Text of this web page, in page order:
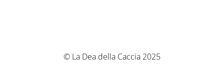
© La Dea della Caccia 2025